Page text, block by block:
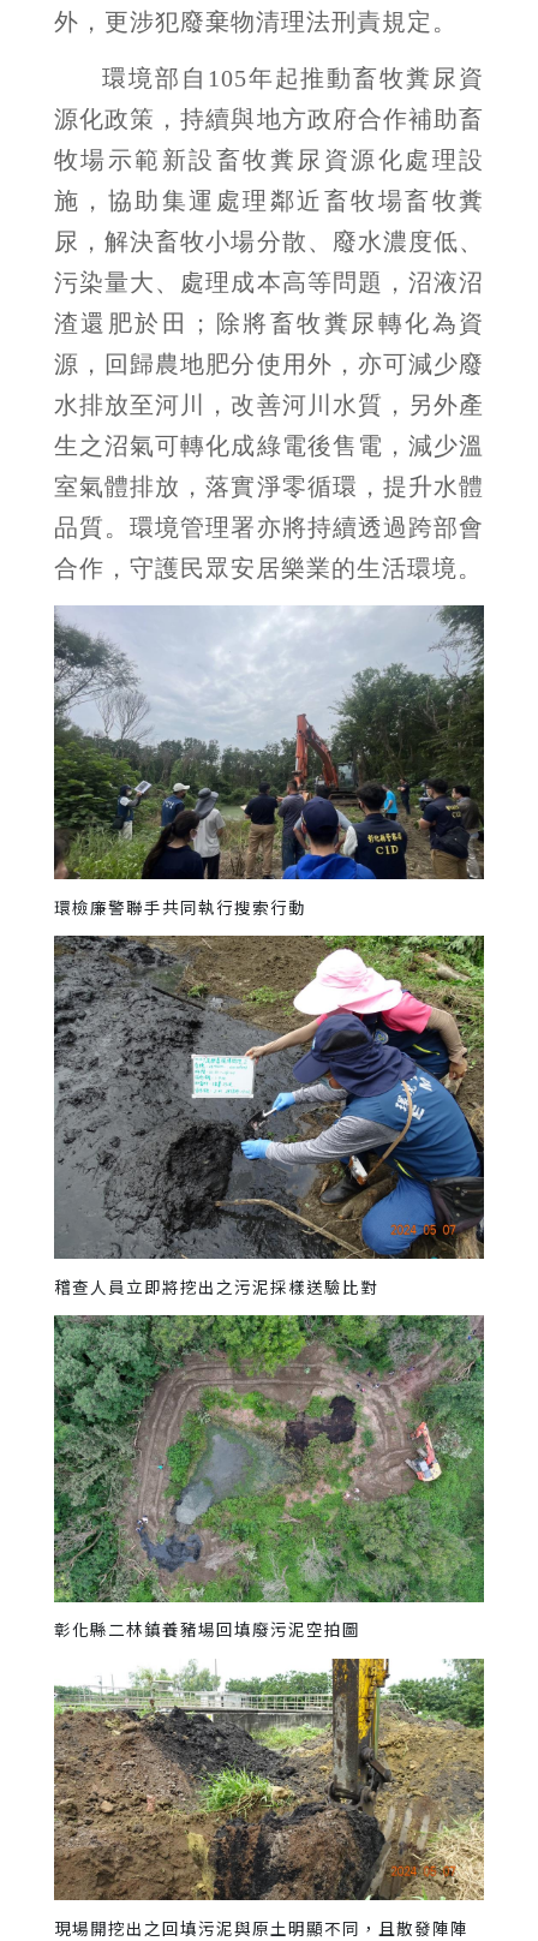
外，更涉犯廢棄物清理法刑責規定。
環境部自 105年起推動畜牧糞尿資
源化政策，持續與地方政府合作補助畜
牧場示範新設畜牧糞尿資源化處理設
施，協助集運處理鄰近畜牧場畜牧糞
尿，解決畜牧小場分散、廢水濃度低、
污染量大、處理成本高等問題，沼液沼
渣還肥於田；除將畜牧糞尿轉化為資
源，回歸農地肥分使用外，亦可減少廢
水排放至河川，改善河川水質，另外產
生之沼氣可轉化成綠電後售電，減少溫
室氣體排放，落實淨零循環，提升水體
品質。環境管理署亦將持續透過跨部會
合作，守護民眾安居樂業的生活環境。
環檢廉警聯手共同執行搜索行動
稽查人員立即將挖出之污泥採樣送驗比對
彰化縣二林鎮養豬場回填廢污泥空拍圖
現場開挖出之回填污泥與原土明顯不同，且散發陣陣